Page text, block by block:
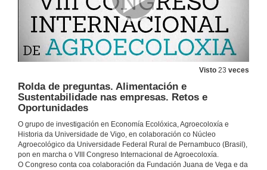
Visto 23 veces
Rolda de preguntas. Alimentación e
Sustentabilidade nas empresas. Retos e
Oportunidades
O grupo de investigación en Economía Ecolóxica, Agroecoloxía e
Historia da Universidade de Vigo, en colaboración co Núcleo
Agroecológico da Universidade Federal Rural de Pernambuco (Brasil),
pon en marcha o VIII Congreso Internacional de Agroecoloxía.
O Congreso conta coa colaboración da Fundación Juana de Vega e da